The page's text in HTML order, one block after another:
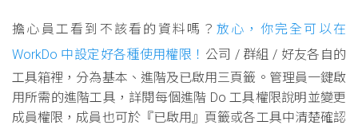
擔心員工看到不該看的資料嗎？ 放心，你完全可以在
WorkDo 中設定好各種使用權限！ 公司 / 群組 / 好友各自的
工具箱裡，分為基本、進階及已啟用三頁籤。管理員一鍵啟
用所需的進階工具，詳閱每個進階 Do 工具權限說明並變更
成員權限，成員也可於『已啟用』頁籤或各工具中清楚確認